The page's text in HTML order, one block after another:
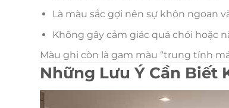
Là màu sắc gợi nên sự khôn ngoan
Không gây cảm giác quá chói hoặc
Màu ghi còn là gam màu “trung tính
Những Lưu Ý Cần Biết